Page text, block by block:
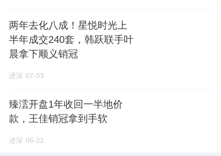
两年去化八成！星悦时光上
半年成交240套，韩跃联手叶
晨拿下顺义销冠
进深 07-03
臻澐开盘1年收回一半地价
款，王佳销冠拿到手软
进深 06-22